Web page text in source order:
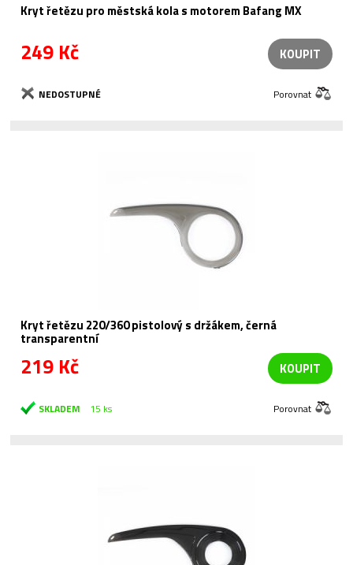
Kryt řetězu pro městská kola s motorem Bafang MX
249 Kč KOUPIT
NEDOSTUPNÉ Porovnat
Kryt řetězu 220/360 pistolový s držákem, černá
transparentní
219 Kč KOUPIT
SKLADEM 15 ks Porovnat